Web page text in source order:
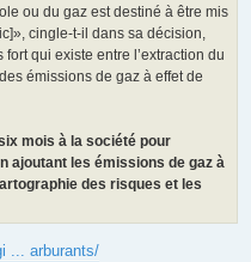
ou du gaz est destiné à être mis
cingle-t-il dans sa décision,
qui existe entre l’extraction du
émissions de gaz à effet de
mois à la société pour
ajoutant les émissions de gaz à
des risques et les
... arburants/